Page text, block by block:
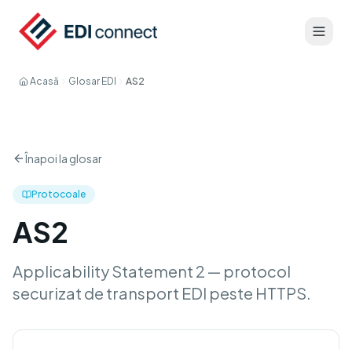
Acasă Glosar EDI AS2
Înapoi la glosar
Protocoale
AS2
Applicability Statement 2 — protocol
securizat de transport EDI peste HTTPS.